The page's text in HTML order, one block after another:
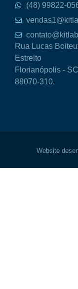
(48) 99822-
Rua Lucas
Estreito
Florianópolis -
88070-310.
Website